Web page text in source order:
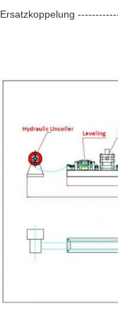
Ersatzkoppelung